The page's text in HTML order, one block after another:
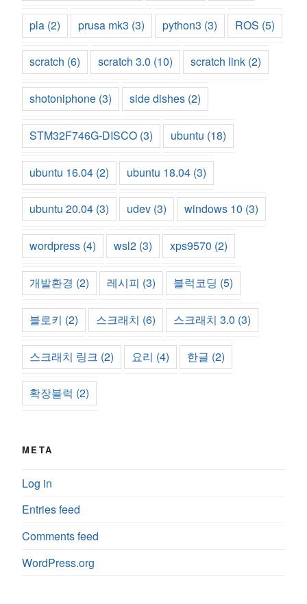
pla (2) prusa mk3 (3) python3 (3) ROS (5)
scratch (6) scratch 3.0 (10) scratch link (2)
shotoniphone (3) side dishes (2)
STM32F746G-DISCO (3) ubuntu (18)
ubuntu 16.04 (2) ubuntu 18.04 (3)
ubuntu 20.04 (3) udev (3) windows 10 (3)
wordpress (4) wsl2 (3) xps9570 (2)
개발환경 (2) 레시피 (3) 블럭코딩 (5)
블로키 (2) 스크래치 (6) 스크래치 3.0 (3)
스크래치 링크 (2) 요리 (4) 한글 (2)
확장블럭 (2)
META
Log in
Entries feed
Comments feed
WordPress.org